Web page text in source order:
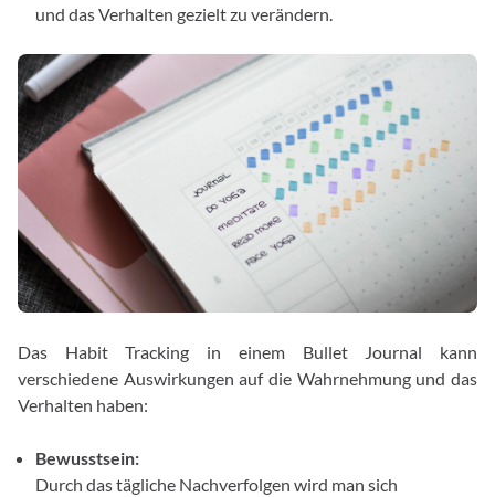
und das Verhalten gezielt zu verändern.
Das Habit Tracking in einem Bullet Journal kann
verschiedene Auswirkungen auf die Wahrnehmung und das
Verhalten haben:
Bewusstsein:
Durch das tägliche Nachverfolgen wird man sich